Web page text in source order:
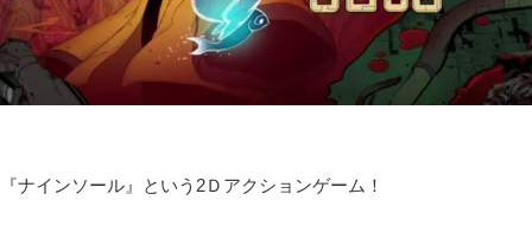
『ナインソール』という2Ｄアクションゲーム！